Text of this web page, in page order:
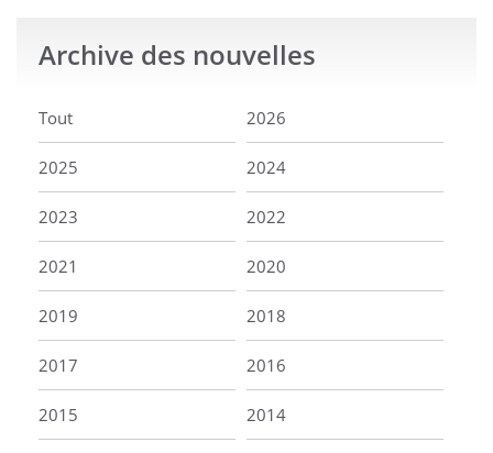
Archive des nouvelles
Tout 2026
2025 2024
2023 2022
2021 2020
2019 2018
2017 2016
2015 2014